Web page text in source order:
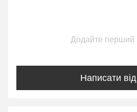
Додайте перший
Написати